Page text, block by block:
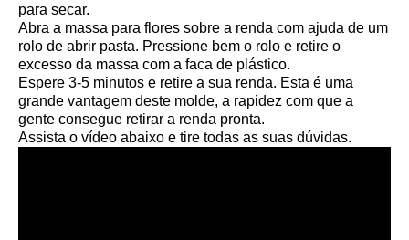
para secar.
Abra a massa para flores sobre a renda com ajuda de um
rolo de abrir pasta. Pressione bem o rolo e retire o
excesso da massa com a faca de plástico.
Espere 3-5 minutos e retire a sua renda. Esta é uma
grande vantagem deste molde, a rapidez com que a
gente consegue retirar a renda pronta.
Assista o vídeo abaixo e tire todas as suas dúvidas.